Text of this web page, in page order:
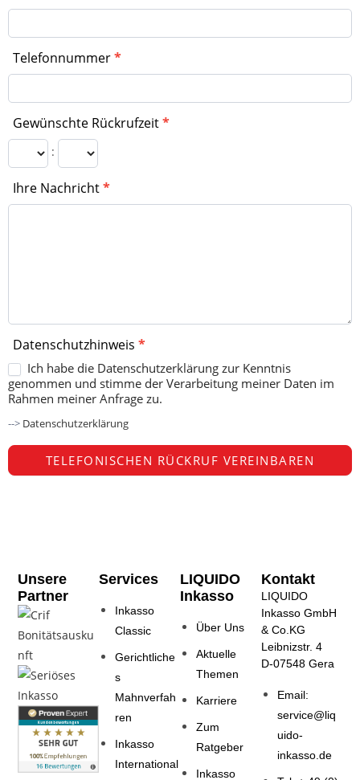
Telefonnummer*
Gewünschte Rückrufzeit*
:
Ihre Nachricht*
Datenschutzhinweis *
Ich habe die Datenschutzerklärung zur Kenntnis
genommen und stimme der Verarbeitung meiner Daten im
Rahmen meiner Anfrage zu.
--> Datenschutzerklärung
TELEFONISCHEN RÜCKRUF VEREINBAREN
LIQUIDO
Inkasso
Über Uns
Aktuelle
Themen
Karriere
Zum
Ratgeber
Inkasso
Services
Inkasso
Classic
Gerichtliche
s
Mahnverfah
ren
Inkasso
International
Unsere
Partner
Kontakt
LIQUIDO
Inkasso GmbH
& Co.KG
Leibnizstr. 4
D-07548 Gera
Email:
service@liq
uido-
inkasso.de